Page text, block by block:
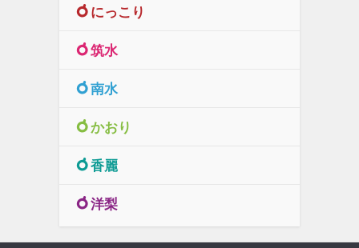
にっこり
筑水
南水
かおり
香麗
洋梨